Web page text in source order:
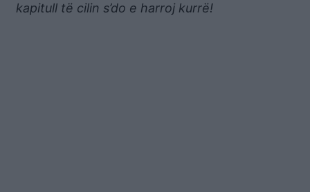
kapitull të cilin s’do e harroj kurrë!